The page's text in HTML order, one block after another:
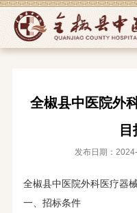
全椒县中医院外
发布日期：
全椒县中医院外科医疗器
一、招标条件